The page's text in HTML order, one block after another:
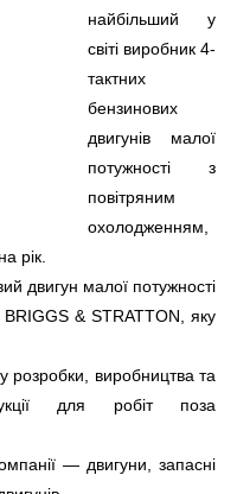
найбільший у
світі виробник 4-
тактних
бензинових
двигунів малої
потужності з
повітряним
охолодженням,
рік.
двигун малої потужності
BRIGGS & STRATTON, яку
розробки, виробництва та
для робіт поза
— двигуни, запасні